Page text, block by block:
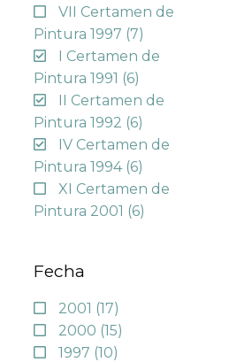
VII Certamen de
Pintura 1997 (7)
I Certamen de
Pintura 1991 (6)
II Certamen de
Pintura 1992 (6)
IV Certamen de
Pintura 1994 (6)
XI Certamen de
Pintura 2001 (6)
Fecha
2001 (17)
2000 (15)
1997 (10)